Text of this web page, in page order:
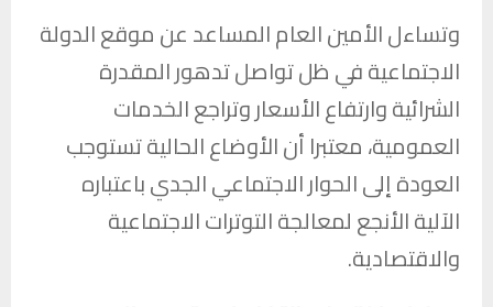
وتساءل الأمين العام المساعد عن موقع الدولة
الاجتماعية في ظل تواصل تدهور المقدرة
الشرائية وارتفاع الأسعار وتراجع الخدمات
العمومية، معتبرا أن الأوضاع الحالية تستوجب
العودة إلى الحوار الاجتماعي الجدي باعتباره
الآلية الأنجع لمعالجة التوترات الاجتماعية
والاقتصادية.